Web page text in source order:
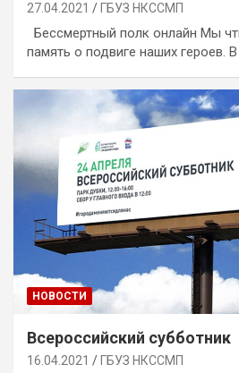
27.04.2021 ГБУЗ НКССМП
Бессмертный полк онлайн Мы
память о подвиге наших героев.
НОВОСТИ
Всероссийский субботник
16.04.2021 ГБУЗ НКССМП